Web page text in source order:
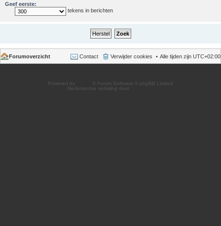
Geef eerste:
tekens in berichten
Forumoverzicht Alle tijden zijn UTC+02:00
Verwijder cookies
Contact
Powered by
® Forum Software © phpBB Limited
Nederlandse vertaling door